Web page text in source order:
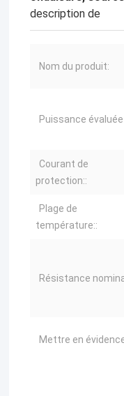
description de
Nom du produit:
Puissance évaluée
Courant de
protection::
Plage de
température::
Résistance
Mettre en